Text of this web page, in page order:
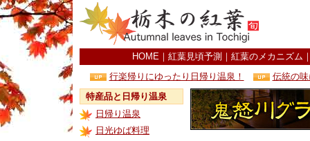
HOME ｜ 紅葉見頃予測 ｜ 紅葉のメカニズム
行楽帰りにゆったり日帰り温泉！
伝統の
特産品と日帰り温泉
日帰り温泉
日光ゆば料理